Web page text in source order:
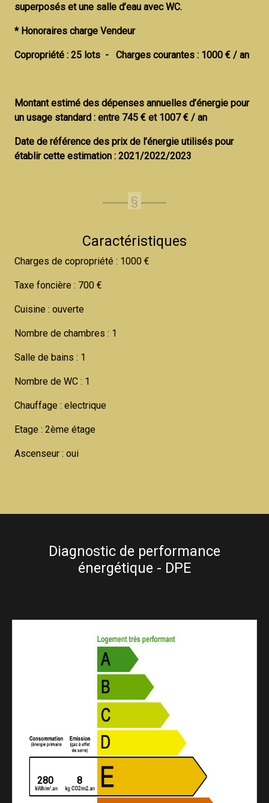
superposés et une salle d’eau avec WC.
* Honoraires charge Vendeur
Copropriété : 25 lots - Charges courantes : 1000 € / an
Montant estimé des dépenses annuelles d’énergie pour
un usage standard : entre 745 € et 1007 € / an
Date de référence des prix de l’énergie utilisés pour
établir cette estimation : 2021/2022/2023
Caractéristiques
Charges de copropriété : 1000 €
Taxe foncière : 700 €
Cuisine : ouverte
Nombre de chambres : 1
Salle de bains : 1
Nombre de WC : 1
Chauffage : electrique
Etage : 2ème étage
Ascenseur : oui
Diagnostic de performance
énergétique - DPE
280 8